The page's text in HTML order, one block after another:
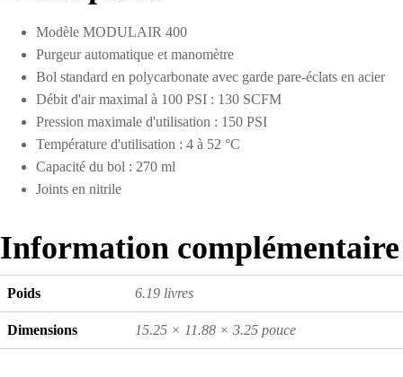
Modèle MODULAIR 400
Purgeur automatique et manomètre
Bol standard en polycarbonate avec garde pare-éclats en acier
Débit d'air maximal à 100 PSI : 130 SCFM
Pression maximale d'utilisation : 150 PSI
Température d'utilisation : 4 à 52 °C
Capacité du bol : 270 ml
Joints en nitrile
Information complémentaire
Poids 6.19 livres
Dimensions 15.25 × 11.88 × 3.25 pouce